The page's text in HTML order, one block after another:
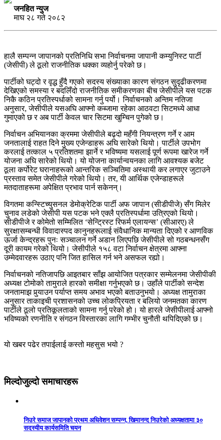
जनहित न्युज
माघ २८ गते २०८२
हालै सम्पन्न जापानको प्रतिनिधि सभा निर्वाचनमा जापानी कम्युनिस्ट पार्टी
(जेसीपी) ले ठूलो राजनीतिक धक्का व्यहोर्नु परेको छ।
पार्टीको घट्दो र वृद्ध हुँदै गएको सदस्य संख्याका कारण संगठन सुदृढीकरणमा
देखिएको समस्या र बदलिँदो राजनीतिक समीकरणका बीच जेसीपीले यस पटक
निकै कठिन प्रतिस्पर्धाको सामना गर्नु पर्यो। निर्वाचनको अन्तिम नतिजा
अनुसार, जेसीपीले यसअघि आफ्नो कब्जामा रहेका आठवटा सिटमध्ये आधा
गुमाएको छ र अब पार्टी केवल चार सिटमा खुम्चिन पुगेको छ।
निर्वाचन अभियानका क्रममा जेसीपीले बढ्दो महँगी नियन्त्रण गर्ने र आम
जनतालाई राहत दिने मुख्य एजेन्डाहरू अघि सारेको थियो। पार्टीले उपभोग
करलाई तत्काल ५ प्रतिशतमा झार्ने र भविष्यमा यसलाई पूर्ण रूपमा खारेज गर्ने
योजना अघि सारेको थियो। यो योजना कार्यान्वयनका लागि आवश्यक बजेट
ठूला कर्पोरेट घरानाहरूको आन्तरिक सञ्चितिमा अस्थायी कर लगाएर जुटाउने
प्रस्ताव समेत जेसीपीले गरेको थियो। तर, यी आर्थिक एजेन्डाहरूले
मतदाताहरूमा अपेक्षित प्रभाव पार्न सकेनन्।
विगतमा कन्स्टिच्युसनल डेमोक्रेटिक पार्टी अफ जापान (सीडीपीजे) सँग मिलेर
चुनाव लडेको जेसीपी यस पटक भने एक्लै प्रतिस्पर्धामा उत्रिएको थियो।
सीडीपीजे र कोमेतो सम्मिलित ‘सेन्ट्रिस्ट रिफर्म एलायन्स’ (सीआरए) ले
सुरक्षासम्बन्धी विवादास्पद कानुनहरूलाई संवैधानिक मान्यता दिएको र आणविक
ऊर्जा केन्द्रहरू पुनः सञ्चालन गर्ने अडान लिएपछि जेसीपीले सो गठबन्धनसँग
दूरी कायम गरेको थियो। जेसीपीले १५८ वटा निर्वाचन क्षेत्रमा आफ्ना
उम्मेदवारहरू उठाए पनि जित हासिल गर्न भने असफल रह्यो।
निर्वाचनको नतिजापछि आइतबार साँझ आयोजित पत्रकार सम्मेलनमा जेसीपीकी
अध्यक्ष टोमोको तामुराले हारको समीक्षा गर्नुभएको छ। उहाँले पार्टीको सन्देश
जनतामाझ पुर्‍याउन पर्याप्त समय अभाव भएको बताउनुभयो। अध्यक्ष तामुराका
अनुसार ताकाइची प्रशासनको उच्च लोकप्रियता र बलियो जनमतका कारण
पार्टीले ठूलो प्रतिकूलताको सामना गर्नु परेको हो। यो हारले जेसीपीलाई आफ्नो
भविष्यको रणनीति र संगठन विस्तारका लागि गम्भीर चुनौती थपिदिएको छ।
यो खबर पढेर तपाईलाई कस्तो महसुस भयो ?
मिल्दोजुल्दो समाचारहरू
निउरे समाज जापानको प्रथम अधिवेशन सम्पन्न, खिमानन्द निउरेको अध्यक्षतामा ३०
सदस्यीय कार्यसमिति चयन